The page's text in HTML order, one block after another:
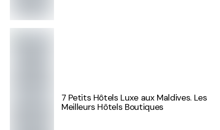
7 Petits Hôtels Luxe aux Maldives. Les
Meilleurs Hôtels Boutiques